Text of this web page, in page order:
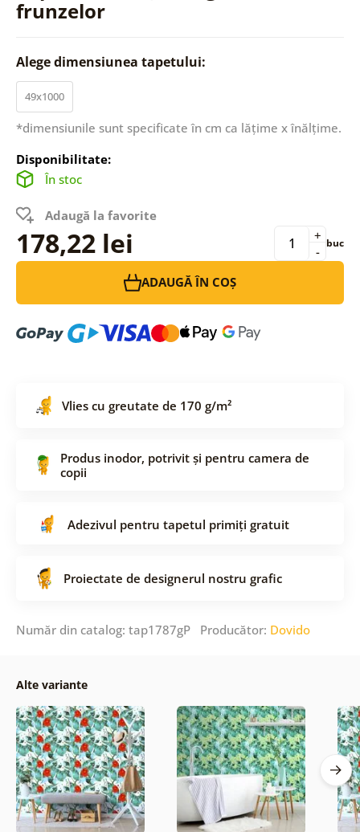
frunzelor
Alege dimensiunea tapetului:
49x1000
*dimensiunile sunt specificate în cm ca lățime x înălțime.
Disponibilitate:
În stoc
Adaugă la favorite
178,22 lei -
+ buc
ADAUGĂ ÎN COȘ
Vlies cu greutate de 170 g/m²
Produs inodor, potrivit și pentru camera de
copii
Adezivul pentru tapetul primiți gratuit
Proiectate de designerul nostru grafic
Număr din catalog: tap1787gP Producător: Dovido
Alte variante